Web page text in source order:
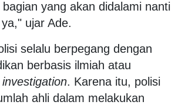
yang akan didalami nanti
ujar Ade.
selalu berpegang dengan
berbasis ilmiah atau
. Karena itu, polisi
ahli dalam melakukan